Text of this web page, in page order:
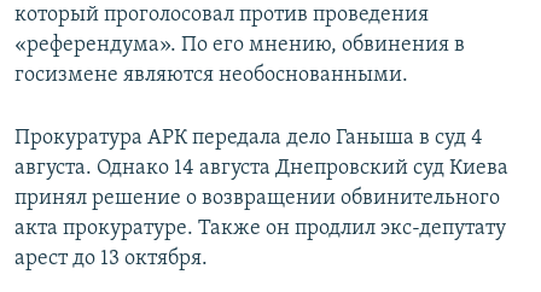
который проголосовал против проведения
«референдума». По его мнению, обвинения в
госизмене являются необоснованными.
Прокуратура АРК передала дело Ганыша в суд 4
августа. Однако 14 августа Днепровский суд Киева
принял решение о возвращении обвинительного
акта прокуратуре. Также он продлил экс-депутату
арест до 13 октября.